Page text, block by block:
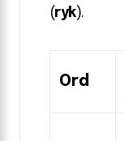
(ryk).
Ord